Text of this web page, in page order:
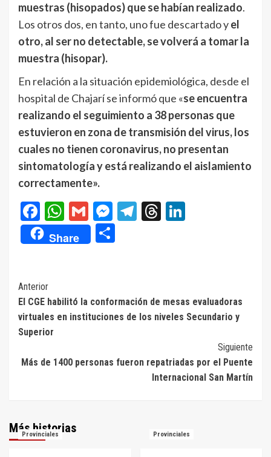
muestras (hisopados) que se habían realizado.
Los otros dos, en tanto, uno fue descartado yel
otro, al ser no detectable, se volverá a tomar la
muestra (hisopar).
En relación a la situación epidemiológica, desde el
hospital de Chajarí se informó que «se encuentra
realizando el seguimiento a 38 personas que
estuvieron en zona de transmisión del virus, los
cuales no tienen coronavirus, no presentan
sintomatología y está realizando el aislamiento
correctamente».
Facebook
WhatsApp
GmailMessenger
Telegram
Threads
Share
Navegación
de
entradas
Anterior
El CGE habilitó la conformación de mesas evaluadoras
virtuales en instituciones de los niveles Secundario y
Superior
Siguiente
Más de 1400 personas fueron repatriadas por el Puente
Internacional San Martín
Más historias
Provinciales Provinciales